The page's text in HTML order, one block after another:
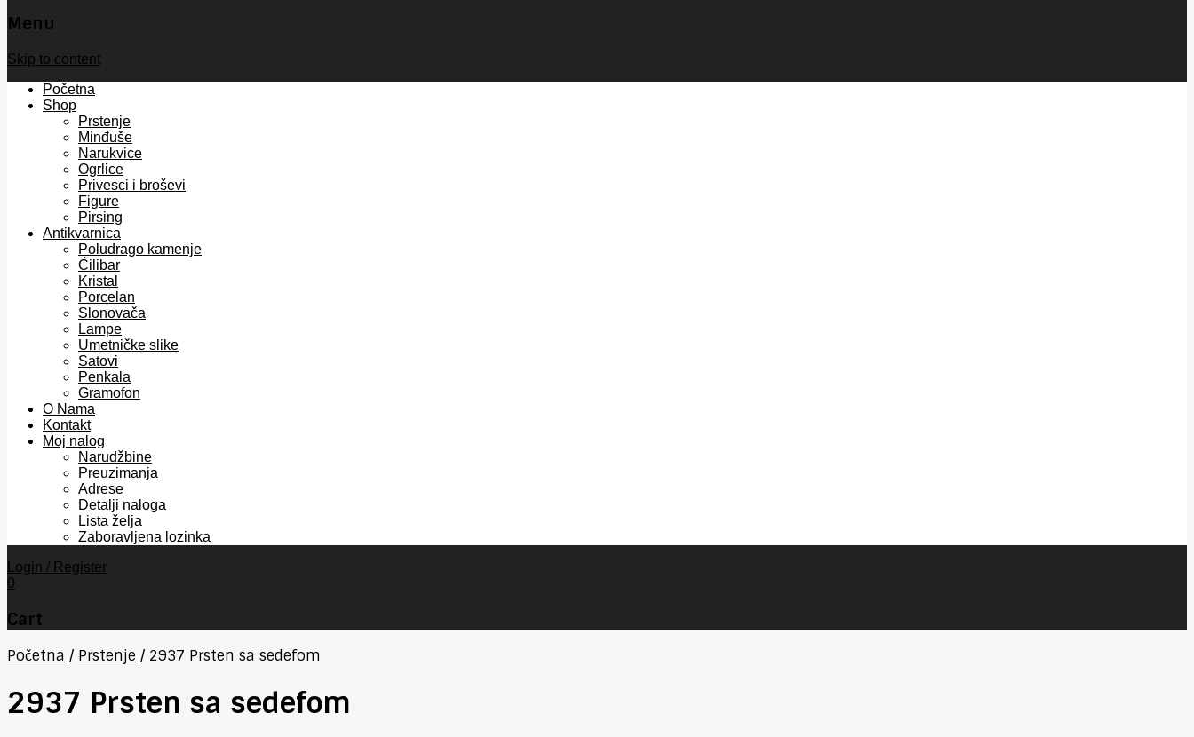
Menu
Skip to content
Početna
Shop
Prstenje
Minđuše
Narukvice
Ogrlice
Privesci i broševi
Figure
Pirsing
Antikvarnica
Poludrago kamenje
Ćilibar
Kristal
Porcelan
Slonovača
Lampe
Umetničke slike
Satovi
Penkala
Gramofon
O Nama
Kontakt
Moj nalog
Narudžbine
Preuzimanja
Adrese
Detalji naloga
Lista želja
Zaboravljena lozinka
Login / Register
0
Cart
Početna / Prstenje / 2937 Prsten sa sedefom
2937 Prsten sa sedefom